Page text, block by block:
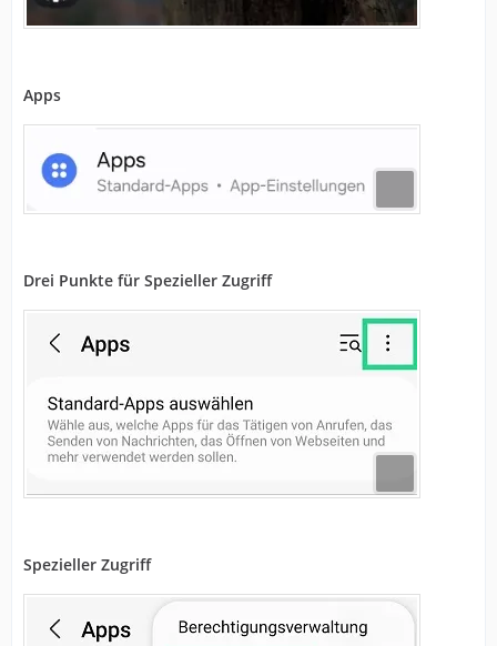
Apps
Drei Punkte für Spezieller Zugriff
Spezieller Zugriff